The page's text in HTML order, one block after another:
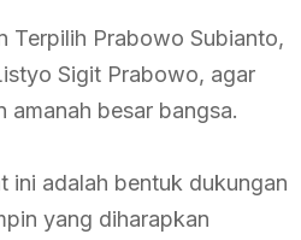
Terpilih Prabowo Subianto,
Sigit Prabowo, agar
amanah besar bangsa.
ini adalah bentuk dukungan
yang diharapkan